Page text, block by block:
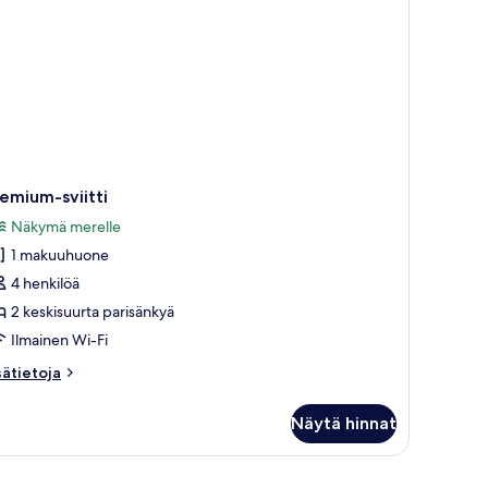
sviitti
Näkymä merelle
1 makuuhuone
4 henkilöä
2 keskisuurta parisänkyä
Ilmainen Wi-Fi
Näytä hinnat